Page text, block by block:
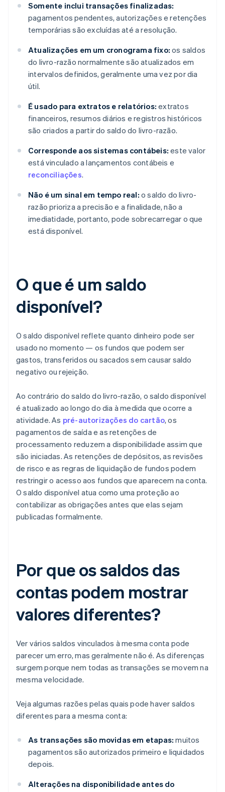
Somente inclui transações finalizadas:
pagamentos pendentes, autorizações e retenções
temporárias são excluídas até a resolução.
Atualizações em um cronograma fixo: os saldos
do livro-razão normalmente são atualizados em
intervalos definidos, geralmente uma vez por dia
útil.
É usado para extratos e relatórios: extratos
financeiros, resumos diários e registros históricos
são criados a partir do saldo do livro-razão.
Corresponde aos sistemas contábeis: este valor
está vinculado a lançamentos contábeis e
reconciliações.
Não é um sinal em tempo real: o saldo do livro-
razão prioriza a precisão e a finalidade, não a
imediatidade, portanto, pode sobrecarregar o que
está disponível.
O que é um saldo
disponível?
O saldo disponível reflete quanto dinheiro pode ser
usado no momento — os fundos que podem ser
gastos, transferidos ou sacados sem causar saldo
negativo ou rejeição.
Ao contrário do saldo do livro-razão, o saldo disponível
é atualizado ao longo do dia à medida que ocorre a
atividade. As pré-autorizações do cartão, os
pagamentos de saída e as retenções de
processamento reduzem a disponibilidade assim que
são iniciadas. As retenções de depósitos, as revisões
de risco e as regras de liquidação de fundos podem
restringir o acesso aos fundos que aparecem na conta.
O saldo disponível atua como uma proteção ao
contabilizar as obrigações antes que elas sejam
publicadas formalmente.
Por que os saldos das
contas podem mostrar
valores diferentes?
Ver vários saldos vinculados à mesma conta pode
parecer um erro, mas geralmente não é. As diferenças
surgem porque nem todas as transações se movem na
mesma velocidade.
Veja algumas razões pelas quais pode haver saldos
diferentes para a mesma conta:
As transações são movidas em etapas: muitos
pagamentos são autorizados primeiro e liquidados
depois.
Alterações na disponibilidade antes do